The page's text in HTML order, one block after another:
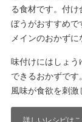
る食材です。付
ぼうがおすすめで
メインのおかずに
味付けにはしょう
できるおかずで
風味が食欲を刺激
詳しいレシピはこ